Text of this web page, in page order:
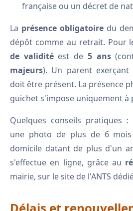
française ou un décret de
La présence obligatoire du
dépôt comme au retrait. Pour
de validitéest de 5 ans
majeurs). Un parent exerçant
doit être présent. La présence
guichet s'impose uniquement à
Quelques conseils pratiques
une photo de plus de 6
domicile datant de plus d'un
s'effectue en ligne, grâce au
mairie, sur le site de l'ANTS